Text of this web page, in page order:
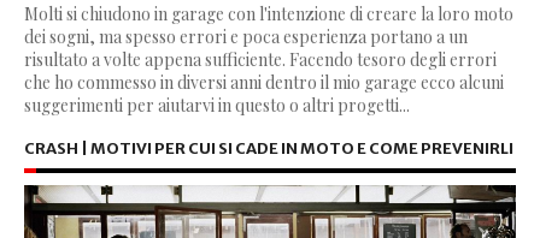
Molti si chiudono in garage con l'intenzione di creare la loro moto
dei sogni, ma spesso errori e poca esperienza portano a un
risultato a volte appena sufficiente. Facendo tesoro degli errori
che ho commesso in diversi anni dentro il mio garage ecco alcuni
suggerimenti per aiutarvi in questo o altri progetti...
CRASH | MOTIVI PER CUI SI CADE IN MOTO E COME PREVENIRLI